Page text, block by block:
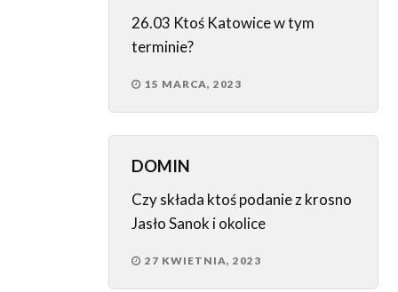
26.03 Ktoś Katowice w tym
terminie?
15 MARCA, 2023
DOMIN
Czy składa ktoś podanie z krosno
Jasło Sanok i okolice
27 KWIETNIA, 2023